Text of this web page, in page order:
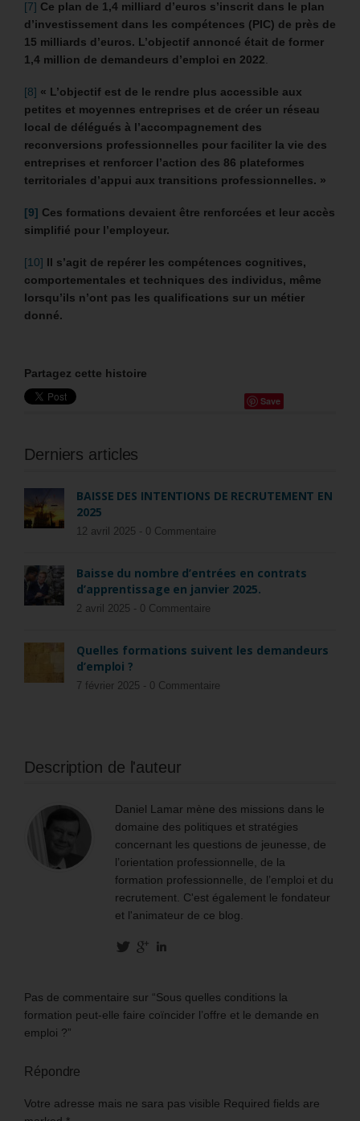
[7] Ce plan de 1,4 milliard d’euros s’inscrit dans le plan
d’investissement dans les compétences (PIC) de près de
15 milliards d’euros. L’objectif annoncé était de former
1,4 million de demandeurs d’emploi en 2022.
[8] « L’objectif est de le rendre plus accessible aux
petites et moyennes entreprises et de créer un réseau
local de délégués à l’accompagnement des
reconversions professionnelles pour faciliter la vie des
entreprises et renforcer l’action des 86 plateformes
territoriales d’appui aux transitions professionnelles. »
[9] Ces formations devaient être renforcées et leur accès
simplifié pour l’employeur.
[10] Il s’agit de repérer les compétences cognitives,
comportementales et techniques des individus, même
lorsqu’ils n’ont pas les qualifications sur un métier
donné.
Partagez cette histoire
Save
Derniers articles
BAISSE DES INTENTIONS DE RECRUTEMENT EN
2025
12 avril 2025 - 0 Commentaire
Baisse du nombre d’entrées en contrats
d’apprentissage en janvier 2025.
2 avril 2025 - 0 Commentaire
Quelles formations suivent les demandeurs
d’emploi ?
7 février 2025 - 0 Commentaire
Description de l'auteur
Daniel Lamar mène des missions dans le
domaine des politiques et stratégies
concernant les questions de jeunesse, de
l’orientation professionnelle, de la
formation professionnelle, de l’emploi et du
recrutement. C'est également le fondateur
et l'animateur de ce blog.
Pas de commentaire sur “Sous quelles conditions la
formation peut-elle faire coïncider l’offre et le demande en
emploi ?”
Répondre
Votre adresse mais ne sara pas visible Required fields are